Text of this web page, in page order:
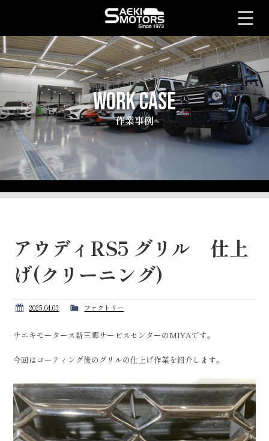
WORK CASE
作業事例
アウディRS5 グリル 仕上
げ(クリーニング)
2025.04.03 ファクトリー
サエキモータース新三郷サービスセンターのMIYAです。
今回はコーティング後のグリルの仕上げ作業を紹介します。